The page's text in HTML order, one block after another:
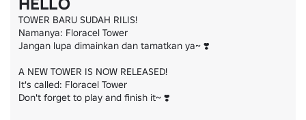
TOWER BARU SUDAH RILIS!
Namanya: Floracel Tower
Jangan lupa dimainkan dan tamatkan ya~ ❣️
A NEW TOWER IS NOW RELEASED!
It's called: Floracel Tower
Don't forget to play and finish it~ ❣️